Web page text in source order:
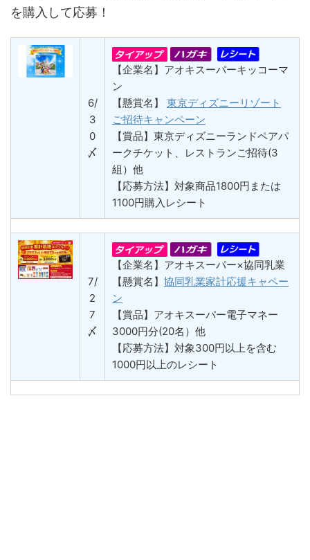
を購入して応募！
6/
3
0
〆
【企業名】アオキスーパーキッコーマ
ン
【懸賞名】 東京ディズニーリゾート
ご招待キャンペーン
【賞品】東京ディズニーランドペアパ
ークチケット、レストランご招待(3
組）他
【応募方法】対象商品1800円または
1100円購入レシート
7/
2
7
〆
【企業名】アオキスーパー×協同乳業
【懸賞名】 協同乳業家計応援キャペー
ン
【賞品】アオキスーパー電子マネー
3000円分(20名）他
【応募方法】対象300円以上を含む
1000円以上のレシート